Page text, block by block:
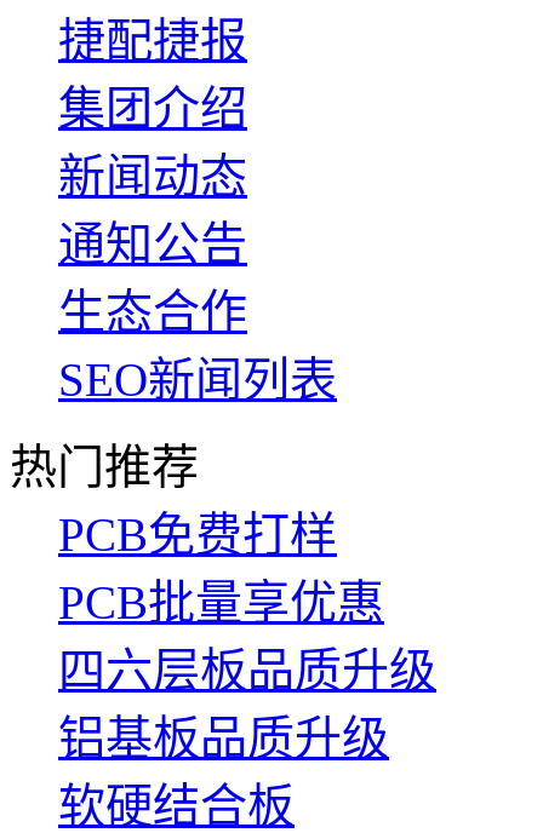
捷配捷报
集团介绍
新闻动态
通知公告
生态合作
SEO新闻列表
热门推荐
PCB免费打样
PCB批量享优惠
四六层板品质升级
铝基板品质升级
软硬结合板